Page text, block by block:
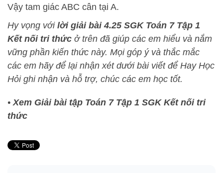
Vậy tam giác ABC cân tại A.
Hy vọng với lời giải bài 4.25 SGK Toán 7 Tập 1
Kết nối tri thức ở trên đã giúp các em hiểu và nắm
vững phần kiến thức này. Mọi góp ý và thắc mắc
các em hãy để lại nhận xét dưới bài viết để Hay Học
Hỏighi nhận và hỗ trợ, chúc các em học tốt.
•Xem Giải bài tập Toán 7 Tập 1 SGK Kết nối tri
thức